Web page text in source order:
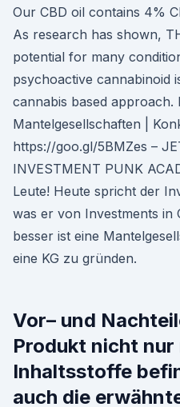
Our CBD oil contains 4%
As research has shown,
potential for many
psychoactive cannabinoid
cannabis based approach.
Mantelgesellschaften |
https://goo.gl/5BMZes –
INVESTMENT PUNK
Leute! Heute spricht der
was er von Investments in
besser ist eine
eine KG zu gründen.
Vor– und
Produkt nicht
Inhaltsstoffe
auch die